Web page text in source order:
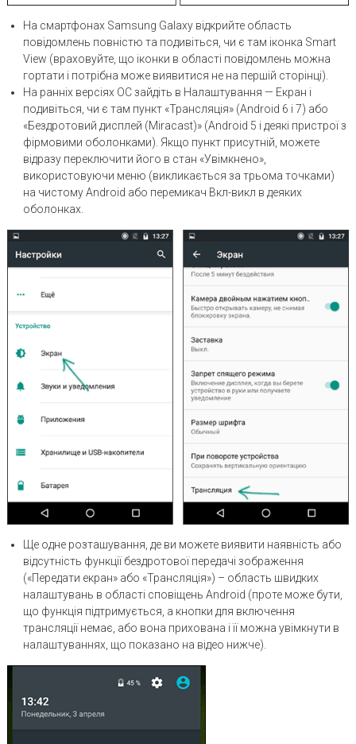
На смартфонах Samsung Galaxy відкрийте область
повідомлень повністю та подивіться, чи є там іконка Smart
View (враховуйте, що іконки в області повідомлень можна
гортати і потрібна може виявитися не на першій сторінці).
На ранніх версіях ОС зайдіть в Налаштування — Екран і
подивіться, чи є там пункт «Трансляція» (Android 6 і 7) або
«Бездротовий дисплей (Miracast)» (Android 5 і деякі пристрої з
фірмовими оболонками). Якщо пункт присутній, можете
відразу переключити його в стан «Увімкнено»,
використовуючи меню (викликається за трьома точками)
на чистому Android або перемикач Вкл-викл в деяких
оболонках.
Ще одне розташування, де ви можете виявити наявність або
відсутність функції бездротової передачі зображення
(«Передати екран» або «Трансляція») – область швидких
налаштувань в області сповіщень Android (проте може бути,
що функція підтримується, а кнопки для включення
трансляції немає, або вона прихована і її можна увімкнути в
налаштуваннях, що показано на відео нижче).